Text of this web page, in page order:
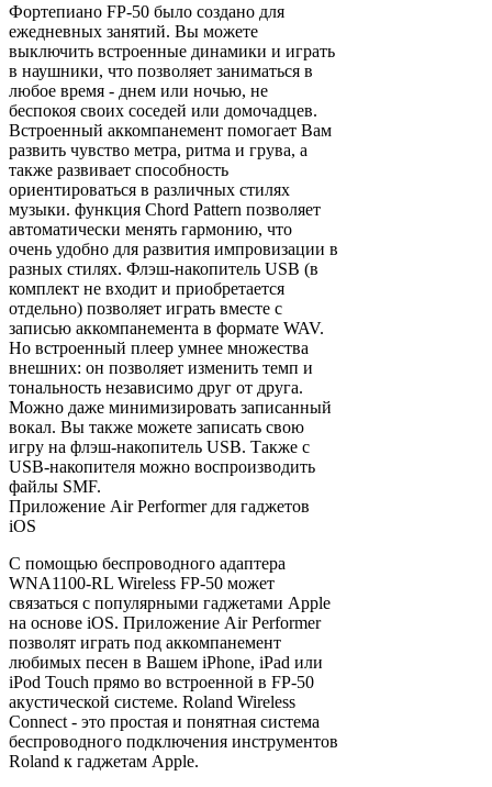
Фортепиано FP-50 было создано для
ежедневных занятий. Вы можете
выключить встроенные динамики и играть
в наушники, что позволяет заниматься в
любое время - днем или ночью, не
беспокоя своих соседей или домочадцев.
Встроенный аккомпанемент помогает Вам
развить чувство метра, ритма и грува, а
также развивает способность
ориентироваться в различных стилях
музыки. функция Chord Pattern позволяет
автоматически менять гармонию, что
очень удобно для развития импровизации в
разных стилях. Флэш-накопитель USB (в
комплект не входит и приобретается
отдельно) позволяет играть вместе с
записью аккомпанемента в формате WAV.
Но встроенный плеер умнее множества
внешних: он позволяет изменить темп и
тональность независимо друг от друга.
Можно даже минимизировать записанный
вокал. Вы также можете записать свою
игру на флэш-накопитель USB. Также c
USB-накопителя можно воспроизводить
файлы SMF.
Приложение Air Performer для гаджетов
iOS
С помощью беспроводного адаптера
WNA1100-RL Wireless FP-50 может
связаться с популярными гаджетами Apple
на основе iOS. Приложение Air Performer
позволят играть под аккомпанемент
любимых песен в Вашем iPhone, iPad или
iPod Touch прямо во встроенной в FP-50
акустической системе. Roland Wireless
Connect - это простая и понятная система
беспроводного подключения инструментов
Roland к гаджетам Apple.